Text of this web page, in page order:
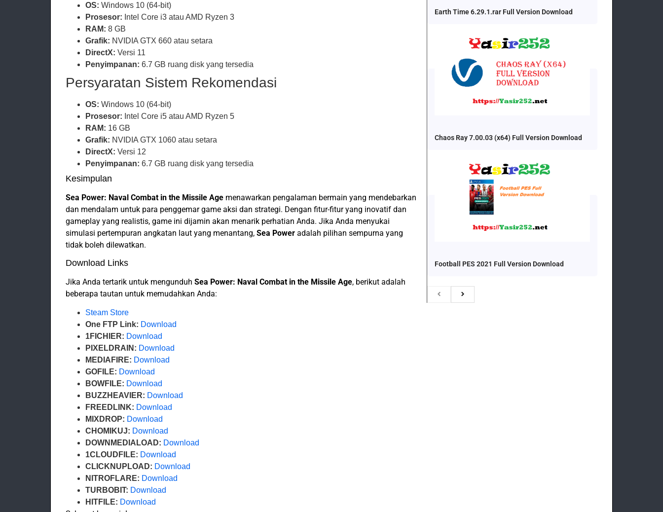
OS: Windows 10 (64-bit)
Prosesor: Intel Core i3 atau AMD Ryzen 3
RAM: 8 GB
Grafik: NVIDIA GTX 660 atau setara
DirectX: Versi 11
Penyimpanan: 6.7 GB ruang disk yang tersedia
Persyaratan Sistem Rekomendasi
OS: Windows 10 (64-bit)
Prosesor: Intel Core i5 atau AMD Ryzen 5
RAM: 16 GB
Grafik: NVIDIA GTX 1060 atau setara
DirectX: Versi 12
Penyimpanan: 6.7 GB ruang disk yang tersedia
Kesimpulan
Sea Power: Naval Combat in the Missile Age menawarkan pengalaman bermain yang mendebarkan
dan mendalam untuk para penggemar game aksi dan strategi. Dengan fitur-fitur yang inovatif dan
gameplay yang realistis, game ini dijamin akan menarik perhatian Anda. Jika Anda menyukai
simulasi pertempuran angkatan laut yang menantang, Sea Power adalah pilihan sempurna yang
tidak boleh dilewatkan.
Download Links
Jika Anda tertarik untuk mengunduh Sea Power: Naval Combat in the Missile Age, berikut adalah
beberapa tautan untuk memudahkan Anda:
Steam Store
One FTP Link: Download
1FICHIER: Download
PIXELDRAIN: Download
MEDIAFIRE: Download
GOFILE: Download
BOWFILE: Download
BUZZHEAVIER: Download
FREEDLINK: Download
MIXDROP: Download
CHOMIKUJ: Download
DOWNMEDIALOAD: Download
1CLOUDFILE: Download
CLICKNUPLOAD: Download
NITROFLARE: Download
TURBOBIT: Download
HITFILE: Download
Earth Time 6.29.1.rar Full Version Download
Chaos Ray 7.00.03 (x64) Full Version Download
Football PES 2021 Full Version Download